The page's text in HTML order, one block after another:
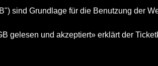
sind Grundlage für die Benutzung der
gelesen und akzeptiert» erklärt der